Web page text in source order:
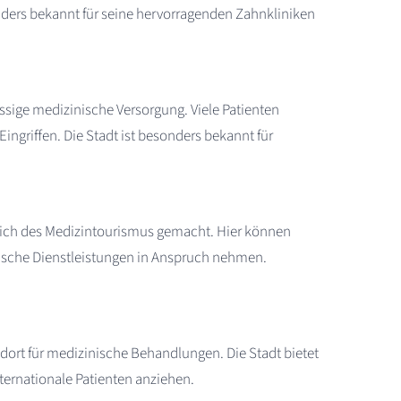
bekannt für seine hervorragenden Zahnkliniken
medizinische Versorgung. Viele Patienten
Die Stadt ist besonders bekannt für
des Medizintourismus gemacht. Hier können
Dienstleistungen in Anspruch nehmen.
für medizinische Behandlungen. Die Stadt bietet
Patienten anziehen.